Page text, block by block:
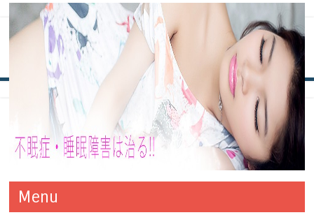
不眠症・睡眠障害は治る!! 改善
す！！
Menu
タグ別アーカイブ: 睡眠薬
睡眠薬、睡眠導入剤、安定剤の違い
は?